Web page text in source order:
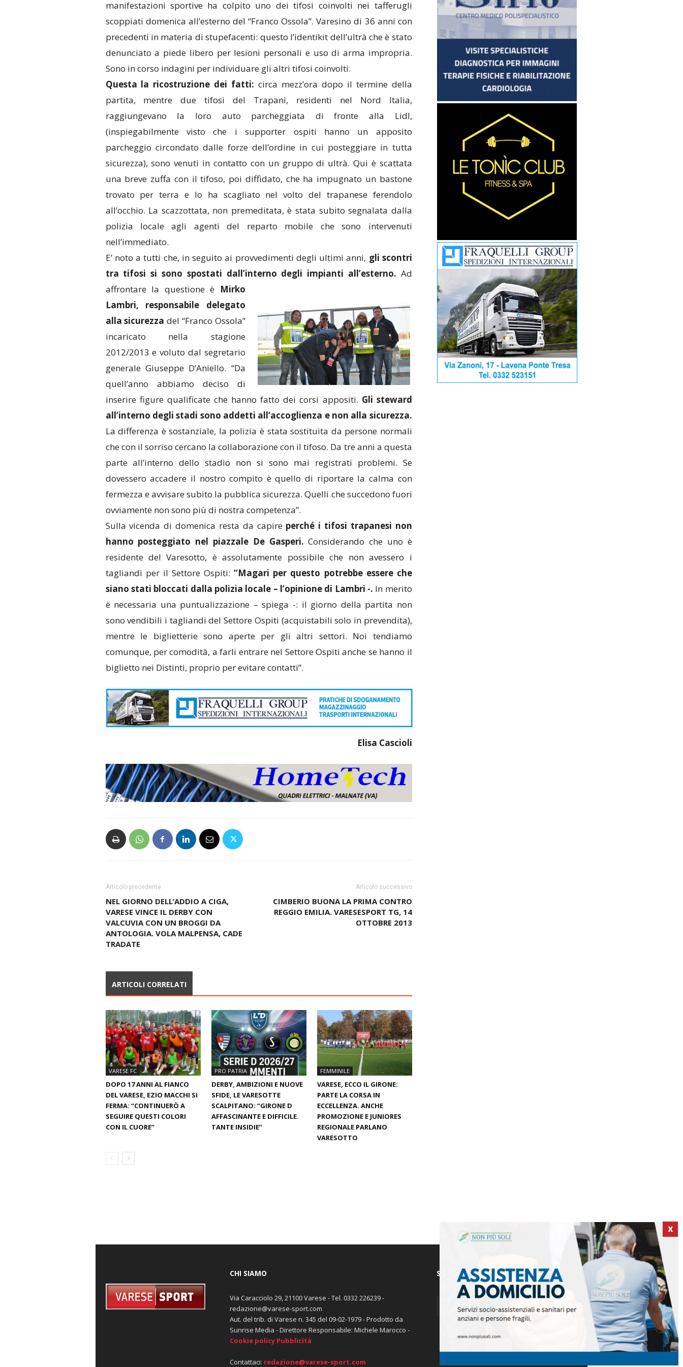
manifestazioni sportive ha colpito uno dei tifosi coinvolti nei tafferugli
scoppiati domenica all’esterno del “Franco Ossola”. Varesino di 36 anni con
precedenti in materia di stupefacenti: questo l’identikit dell’ultrà che è stato
denunciato a piede libero per lesioni personali e uso di arma impropria.
Sono in corso indagini per individuare gli altri tifosi coinvolti.
Questa la ricostruzione dei fatti: circa mezz’ora dopo il termine della
partita, mentre due tifosi del Trapani, residenti nel Nord Italia,
raggiungevano la loro auto parcheggiata di fronte alla Lidl,
(inspiegabilmente visto che i supporter ospiti hanno un apposito
parcheggio circondato dalle forze dell’ordine in cui posteggiare in tutta
sicurezza), sono venuti in contatto con un gruppo di ultrà. Qui è scattata
una breve zuffa con il tifoso, poi diffidato, che ha impugnato un bastone
trovato per terra e lo ha scagliato nel volto del trapanese ferendolo
all’occhio. La scazzottata, non premeditata, è stata subito segnalata dalla
polizia locale agli agenti del reparto mobile che sono intervenuti
nell’immediato.
E’ noto a tutti che, in seguito ai provvedimenti degli ultimi anni, gli scontri
tra tifosi si sono spostati dall’interno degli impianti all’esterno. Ad
affrontare la questione è Mirko
Lambri, responsabile delegato
alla sicurezza del “Franco Ossola”
incaricato nella stagione
2012/2013 e voluto dal segretario
generale Giuseppe D’Aniello. “Da
quell’anno abbiamo deciso di
inserire figure qualificate che hanno fatto dei corsi appositi. Gli steward
all’interno degli stadi sono addetti all’accoglienza e non alla sicurezza.
La differenza è sostanziale, la polizia è stata sostituita da persone normali
che con il sorriso cercano la collaborazione con il tifoso. Da tre anni a questa
parte all’interno dello stadio non si sono mai registrati problemi. Se
dovessero accadere il nostro compito è quello di riportare la calma con
fermezza e avvisare subito la pubblica sicurezza. Quelli che succedono fuori
ovviamente non sono più di nostra competenza”.
Sulla vicenda di domenica resta da capireperché i tifosi trapanesi non
hanno posteggiato nel piazzale De Gasperi. Considerando che uno è
residente del Varesotto, è assolutamente possibile che non avessero i
tagliandi per il Settore Ospiti:“Magari per questo potrebbe essere che
siano stati bloccati dalla polizia locale – l’opinione di Lambri -. In merito
è necessaria una puntualizzazione – spiega -: il giorno della partita non
sono vendibili i tagliandi del Settore Ospiti (acquistabili solo in prevendita),
mentre le biglietterie sono aperte per gli altri settori. Noi tendiamo
comunque, per comodità, a farli entrare nel Settore Ospiti anche se hanno il
biglietto nei Distinti, proprio per evitare contatti”.
Elisa Cascioli
Articolo precedente
NEL GIORNO DELL’ADDIO A CIGA,
VARESE VINCE IL DERBY CON
VALCUVIA CON UN BROGGI DA
ANTOLOGIA. VOLA MALPENSA, CADE
TRADATE
Articolo successivo
CIMBERIO BUONA LA PRIMA CONTRO
REGGIO EMILIA. VARESESPORT TG, 14
OTTOBRE 2013
ARTICOLI CORRELATI
VARESE FC
DOPO 17 ANNI AL FIANCO
DEL VARESE, EZIO MACCHI SI
FERMA: “CONTINUERÒ A
SEGUIRE QUESTI COLORI
CON IL CUORE”
PRO PATRIA
DERBY, AMBIZIONI E NUOVE
SFIDE, LE VARESOTTE
SCALPITANO: “GIRONE D
AFFASCINANTE E DIFFICILE.
TANTE INSIDIE”
FEMMINILE
VARESE, ECCO IL GIRONE:
PARTE LA CORSA IN
ECCELLENZA. ANCHE
PROMOZIONE E JUNIORES
REGIONALE PARLANO
VARESOTTO
X
CHI SIAMO
Via Caracciolo 29, 21100 Varese - Tel. 0332 226239 -
redazione@varese-sport.com
Aut. del trib. di Varese n. 345 del 09-02-1979 - Prodotto da
Sunrise Media - Direttore Responsabile: Michele Marocco -
Cookie policy Pubblicità
Contattaci: redazione@varese-sport.com
SEGUICI